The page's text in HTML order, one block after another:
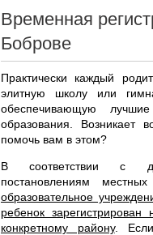
Временная
Боброве
Практически каждый
элитную школу или
обеспечивающую
образования. Возникает
помочь вам в этом?
В соответствии с
постановлениям
образовательное
ребенок
конкретному району.